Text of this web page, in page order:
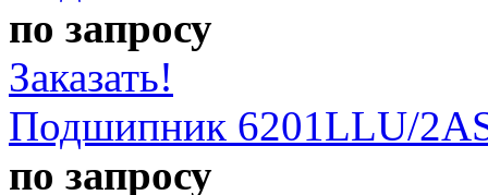
по запросу
Заказать!
Подшипник 6201LLU/
по запросу